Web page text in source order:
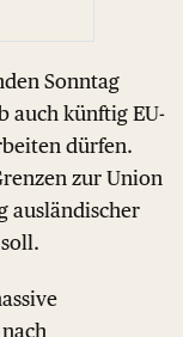
Sonntag
auch künftig EU-
dürfen.
zur Union
ausländischer